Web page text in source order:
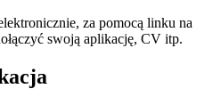
za pomocą linku na
swoją aplikację, CV itp.